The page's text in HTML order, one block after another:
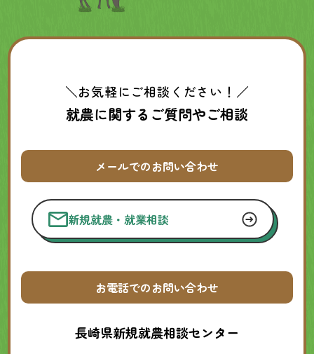
＼お気軽にご相談ください！／
就農に関するご質問やご相談
メールでのお問い合わせ
新規就農・就業相談
お電話でのお問い合わせ
長崎県新規就農相談センター